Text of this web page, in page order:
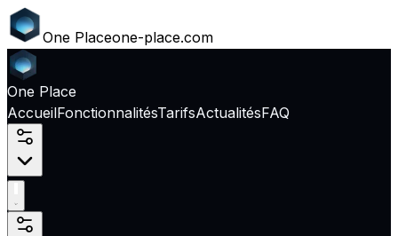
One Placeone-place.com
One Place
AccueilFonctionnalitésTarifsActualitésFAQ